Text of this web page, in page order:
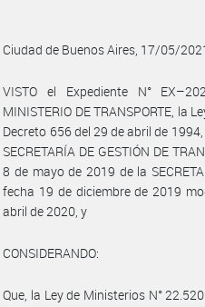
Ciudad de Buenos Aires, 17/05/
VISTO el Expediente N°
MINISTERIO DE TRANSPORTE, la
Decreto 656 del 29 de abril de
SECRETARÍA DE GESTIÓN DE
8 de mayo de 2019 de la
fecha 19 de diciembre de 2019
abril de 2020, y
CONSIDERANDO:
Que, la Ley de Ministerios N°